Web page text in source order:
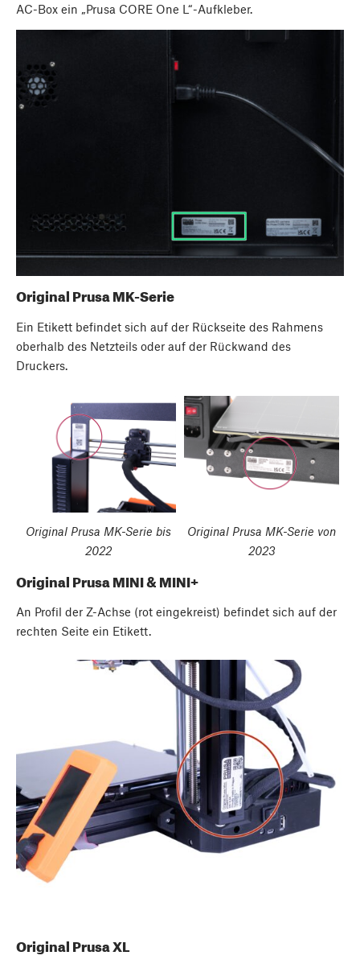
AC-Box ein „Prusa CORE One L“-Aufkleber.
Original Prusa MK-Serie
Ein Etikett befindet sich auf der Rückseite des Rahmens
oberhalb des Netzteils oder auf der Rückwand des
Druckers.
Original Prusa MK-Serie bis
2022
Original Prusa MK-Serie von
2023
Original Prusa MINI & MINI+
An Profil der Z-Achse (rot eingekreist) befindet sich auf der
rechten Seite ein Etikett.
Original Prusa XL